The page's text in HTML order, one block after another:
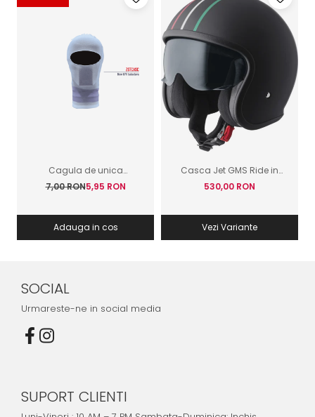
Cagula de unica
folosinta GIVI
7,00 RON5,95 RON
Adauga in cos
Casca Jet GMS Ride in
Italy Negru Mat
530,00 RON
Vezi Variante
SOCIAL
Urmareste-ne in social media
SUPORT CLIENTI